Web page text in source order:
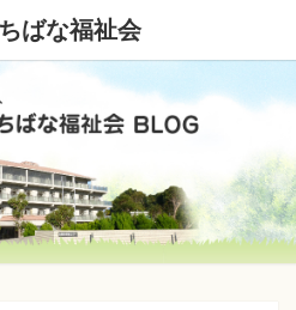
ばな福祉会
社
会
福